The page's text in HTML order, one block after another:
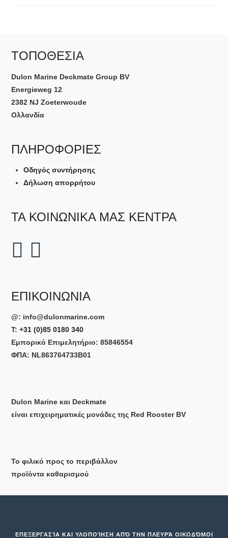
ΤΟΠΟΘΕΣΊΑ
Dulon Marine Deckmate Group BV
Energieweg 12
2382 NJ Zoeterwoude
Ολλανδία
ΠΛΗΡΟΦΟΡΊΕΣ
Οδηγός συντήρησης
Δήλωση απορρήτου
ΤΑ ΚΟΙΝΩΝΙΚΆ ΜΑΣ ΚΈΝΤΡΑ
ΕΠΙΚΟΙΝΩΝΊΑ
@: info@dulonmarine.com
T: +31 (0)85 0180 340
Εμπορικό Επιμελητήριο: 85846554
ΦΠΑ: NL863764733B01
Dulon Marine και Deckmate
είναι επιχειρηματικές μονάδες της Red Rooster BV
Το φιλικό προς το περιβάλλον
προϊόντα καθαρισμού
ΕΠΕΞΕΡΓΑΣΊΑ ΚΑΙ ΥΛΟΠΟΊΗΣΗ ΑΠΌ ΤΗΝ ΠΛΕΥΡΆ ΟΙΚΟΔΌΜΟΙ